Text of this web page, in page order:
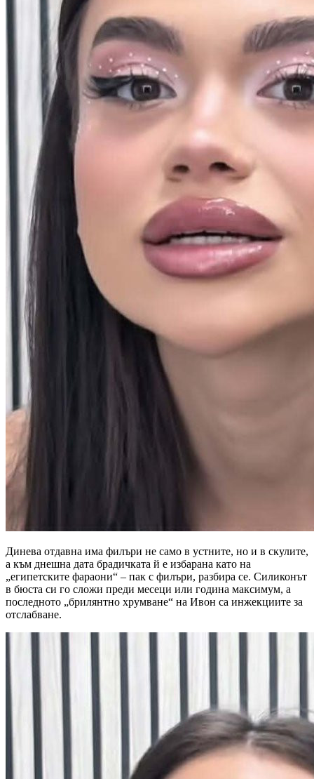
Динева отдавна има филъри не само в устните, но и в скулите,
а към днешна дата брадичката й е избарана като на
„египетските фараони“ – пак с филъри, разбира се. Силиконът
в бюста си го сложи преди месеци или година максимум, а
последното „брилянтно хрумване“ на Ивон са инжекциите за
отслабване.